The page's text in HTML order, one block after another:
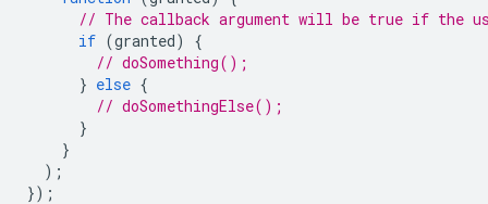
// The callback argument will be true if the
if (granted)
{
// doSomething();
} else {
// doSomethingElse();
}
}
);
});